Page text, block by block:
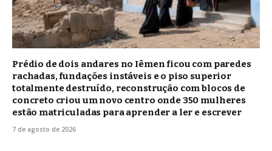
Prédio de dois andares no Iêmen ficou com paredes
rachadas, fundações instáveis e o piso superior
totalmente destruído, reconstrução com blocos de
concreto criou um novo centro onde 350 mulheres
estão matriculadas para aprender a ler e escrever
7 de agosto de 2026